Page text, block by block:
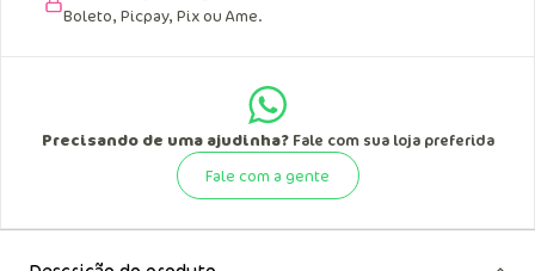
Precisando de uma ajudinha?Fale com sua loja preferida